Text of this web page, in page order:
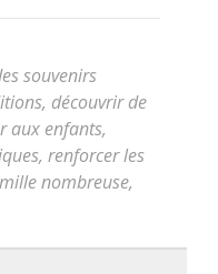
souvenirs
, découvrir de
aux enfants,
, renforcer les
nombreuse,